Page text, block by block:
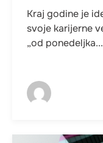
Kraj godine je
svoje karijerne
„od ponedeljka...